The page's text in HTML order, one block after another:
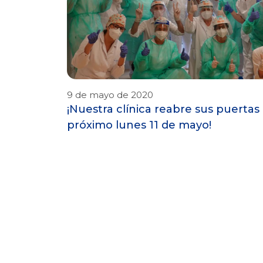
9 de mayo de 2020
¡Nuestra clínica reabre sus puertas
próximo lunes 11 de mayo!